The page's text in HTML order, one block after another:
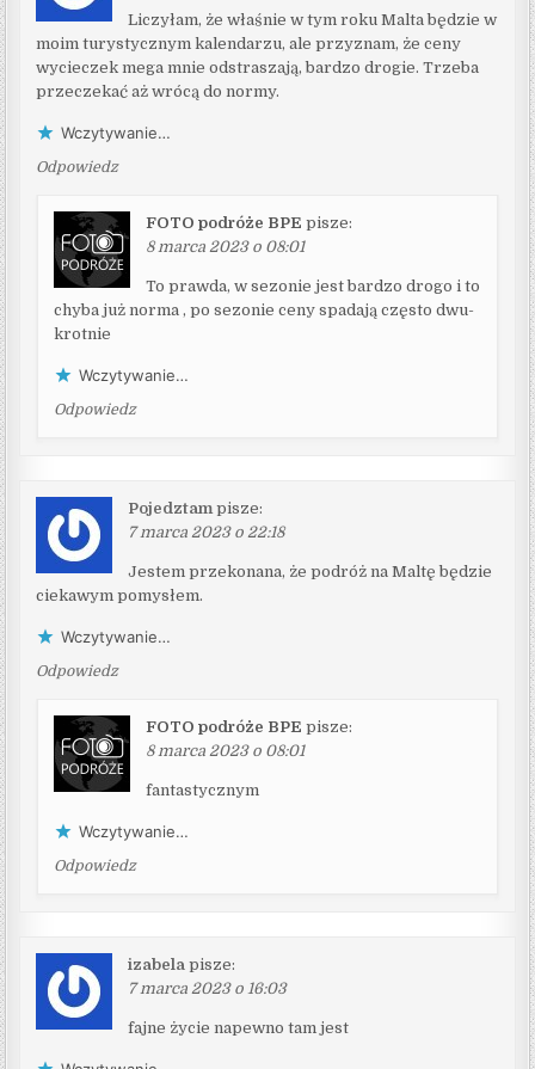
Liczyłam, że właśnie w tym roku Malta będzie w
moim turystycznym kalendarzu, ale przyznam, że ceny
wycieczek mega mnie odstraszają, bardzo drogie. Trzeba
przeczekać aż wrócą do normy.
Wczytywanie…
Odpowiedz
FOTO podróże BPE pisze:
8 marca 2023 o 08:01
To prawda, w sezonie jest bardzo drogo i to
chyba już norma , po sezonie ceny spadają często dwu-
krotnie
Wczytywanie…
Odpowiedz
Pojedztam pisze:
7 marca 2023 o 22:18
Jestem przekonana, że podróż na Maltę będzie
ciekawym pomysłem.
Wczytywanie…
Odpowiedz
FOTO podróże BPE pisze:
8 marca 2023 o 08:01
fantastycznym
Wczytywanie…
Odpowiedz
izabela pisze:
7 marca 2023 o 16:03
fajne życie napewno tam jest